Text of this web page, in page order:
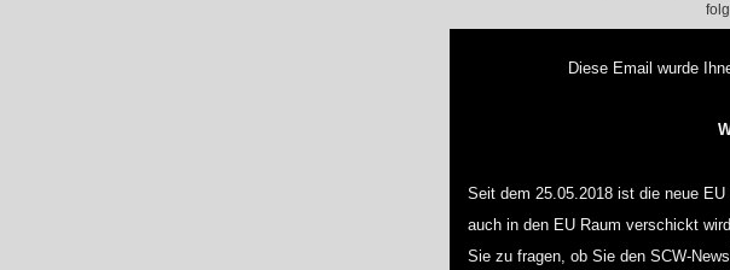
Diese Email wurde
Seit dem 25.05.2018 ist die neue
auch in den EU Raum verschickt
Sie zu fragen, ob Sie den SCW-